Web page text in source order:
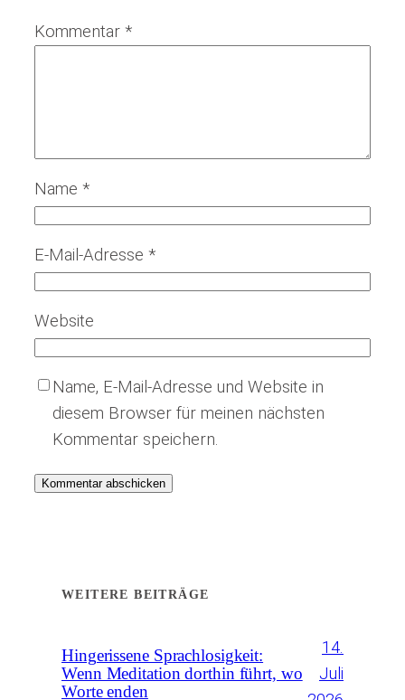
Kommentar *
Name *
E-Mail-Adresse *
Website
Name, E-Mail-Adresse und Website in
diesem Browser für meinen nächsten
Kommentar speichern.
WEITERE BEITRÄGE
Hingerissene Sprachlosigkeit:
Wenn Meditation dorthin führt, wo
Worte enden
14.
Juli